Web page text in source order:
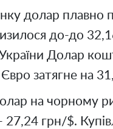
долар плавно
до-до
Долар
затягне на
на чорному
27,24 грн/$.